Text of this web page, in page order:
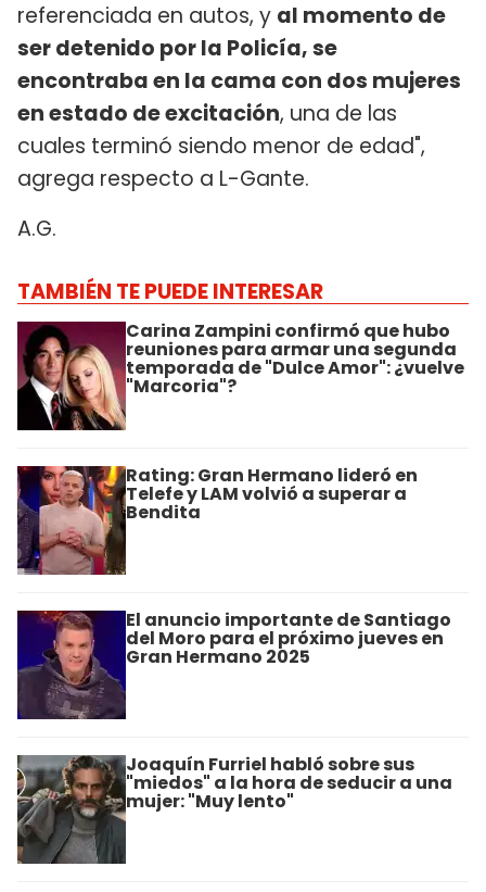
referenciada en autos, y al momento de
ser detenido por la Policía, se
encontraba en la cama con dos mujeres
en estado de excitación, una de las
cuales terminó siendo menor de edad",
agrega respecto a L-Gante.
A.G.
TAMBIÉN TE PUEDE INTERESAR
Carina Zampini confirmó que hubo
reuniones para armar una segunda
temporada de "Dulce Amor": ¿vuelve
"Marcoria"?
Rating: Gran Hermano lideró en
Telefe y LAM volvió a superar a
Bendita
El anuncio importante de Santiago
del Moro para el próximo jueves en
Gran Hermano 2025
Joaquín Furriel habló sobre sus
"miedos" a la hora de seducir a una
mujer: "Muy lento"